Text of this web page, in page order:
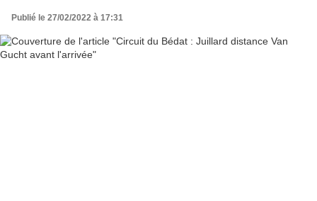
Publié le 27/02/2022 à 17:31